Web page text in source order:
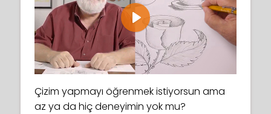
Play
Çizim yapmayı öğrenmek istiyorsun ama
az ya da hiç deneyimin yok mu?